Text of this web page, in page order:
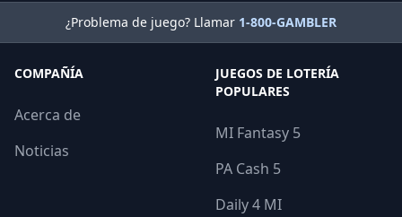
¿Problema de juego? Llamar 1-800-GAMBLER
COMPAÑÍA
Acerca de
Noticias
JUEGOS DE LOTERÍA
POPULARES
MI Fantasy 5
PA Cash 5
Daily 4 MI